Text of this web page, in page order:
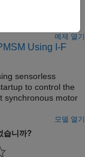
field-
with a new one
drive setup
software to the
예제 열기
Using I-F
sensorless
to control the
synchronous motor
모델 열기
습니까?